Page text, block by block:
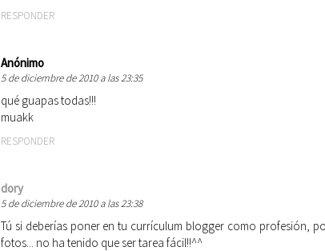
RESPONDER
Anónimo
5 de diciembre de 2010 a las 23:35
qué guapas todas!!!
muakk
RESPONDER
dory
5 de diciembre de 2010 a las 23:38
Tú si deberías poner en tu currículum blogger como profesión,
fotos... no ha tenido que ser tarea fácil!!^^